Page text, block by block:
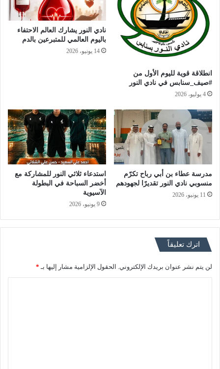
انطلاقة قوية لليوم الأول من
#صيف_سنابس في نادي النور
4 يوليو، 2026
نادي النور يشارك العالم الاحتفاء
باليوم العالمي للمتبرعين بالدم
14 يونيو، 2026
مدرسة عطاء بن أبي رباح تكرّم
منسوبي نادي النور تقديرًا لجهودهم
11 يونيو، 2026
استدعاء ثلاثي النور للمشاركة مع
أخضر السباحة في البطولة
الآسيوية
9 يونيو، 2026
اترك تعليقاً
لن يتم نشر عنوان بريدك الإلكتروني. الحقول الإلزامية مشار إليها بـ *